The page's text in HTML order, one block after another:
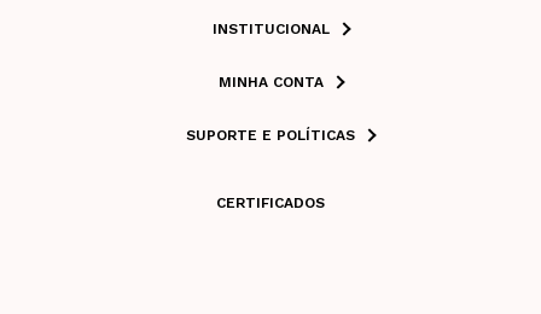
INSTITUCIONAL
MINHA CONTA
SUPORTE E POLÍTICAS
CERTIFICADOS